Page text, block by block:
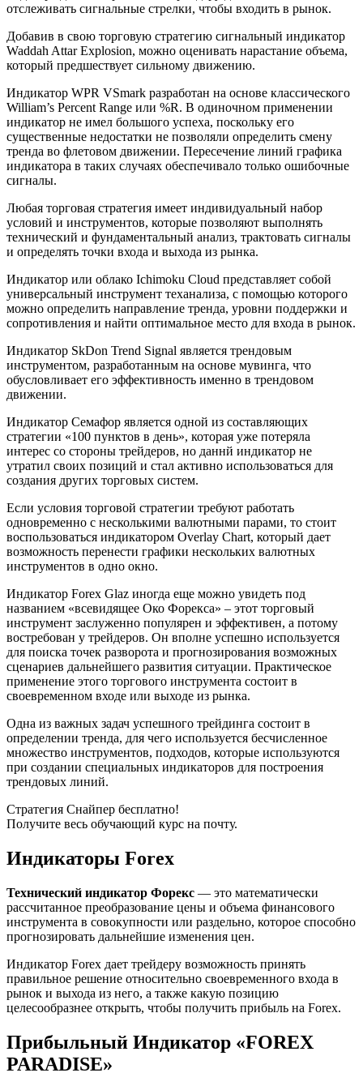
отслеживать сигнальные стрелки, чтобы входить в рынок.
Добавив в свою торговую стратегию сигнальный индикатор
Waddah Attar Explosion, можно оценивать нарастание объема,
который предшествует сильному движению.
Индикатор WPR VSmark разработан на основе классического
William’s Percent Range или %R. В одиночном применении
индикатор не имел большого успеха, поскольку его
существенные недостатки не позволяли определить смену
тренда во флетовом движении. Пересечение линий графика
индикатора в таких случаях обеспечивало только ошибочные
сигналы.
Любая торговая стратегия имеет индивидуальный набор
условий и инструментов, которые позволяют выполнять
технический и фундаментальный анализ, трактовать сигналы
и определять точки входа и выхода из рынка.
Индикатор или облако Ichimoku Cloud представляет собой
универсальный инструмент теханализа, с помощью которого
можно определить направление тренда, уровни поддержки и
сопротивления и найти оптимальное место для входа в рынок.
Индикатор SkDon Trend Signal является трендовым
инструментом, разработанным на основе мувинга, что
обусловливает его эффективность именно в трендовом
движении.
Индикатор Семафор является одной из составляющих
стратегии «100 пунктов в день», которая уже потеряла
интерес со стороны трейдеров, но даннй индикатор не
утратил своих позиций и стал активно использоваться для
создания других торговых систем.
Если условия торговой стратегии требуют работать
одновременно с несколькими валютными парами, то стоит
воспользоваться индикатором Overlay Chart, который дает
возможность перенести графики нескольких валютных
инструментов в одно окно.
Индикатор Forex Glaz иногда еще можно увидеть под
названием «всевидящее Око Форекса» – этот торговый
инструмент заслуженно популярен и эффективен, а потому
востребован у трейдеров. Он вполне успешно используется
для поиска точек разворота и прогнозирования возможных
сценариев дальнейшего развития ситуации. Практическое
применение этого торгового инструмента состоит в
своевременном входе или выходе из рынка.
Одна из важных задач успешного трейдинга состоит в
определении тренда, для чего используется бесчисленное
множество инструментов, подходов, которые используются
при создании специальных индикаторов для построения
трендовых линий.
Стратегия Снайпер бесплатно!
Получите весь обучающий курс на почту.
Индикаторы Forex
Технический индикатор Форекс — это математически
рассчитанное преобразование цены и объема финансового
инструмента в совокупности или раздельно, которое способно
прогнозировать дальнейшие изменения цен.
Индикатор Forex дает трейдеру возможность принять
правильное решение относительно своевременного входа в
рынок и выхода из него, а также какую позицию
целесообразнее открыть, чтобы получить прибыль на Forex.
Прибыльный Индикатор «FOREX
PARADISE»